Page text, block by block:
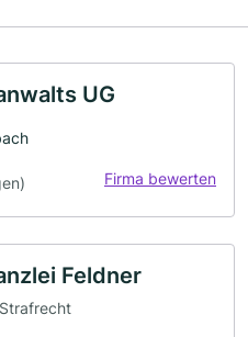
UG
Firma bewerten
Feldner